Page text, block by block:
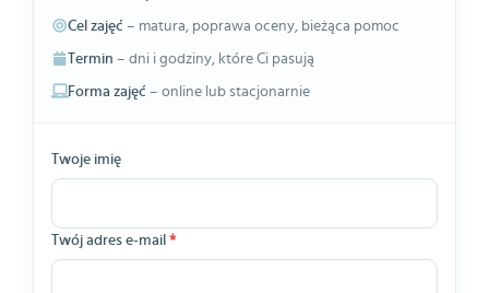
Cel zajęć – matura, poprawa oceny, bieżąca pomoc
Termin – dni i godziny, które Ci pasują
Forma zajęć – online lub stacjonarnie
Twoje imię
Twój adres e-mail *